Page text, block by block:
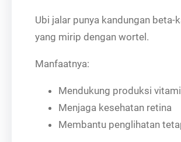
Ubi jalar punya kandungan beta-
yang mirip dengan wortel.
Manfaatnya:
Mendukung produksi
Menjaga kesehatan retina
Membantu penglihatan